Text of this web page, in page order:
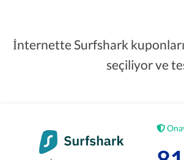
İnternette Surfshark
seçiliyor ve